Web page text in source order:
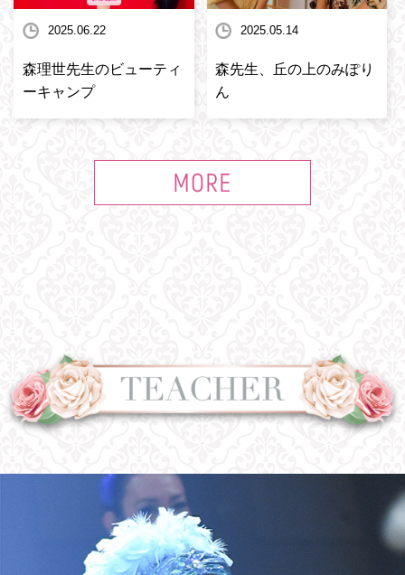
2025.06.22
森理世先生のビューティ
ーキャンプ
2025.05.14
森先生、丘の上のみぽり
ん